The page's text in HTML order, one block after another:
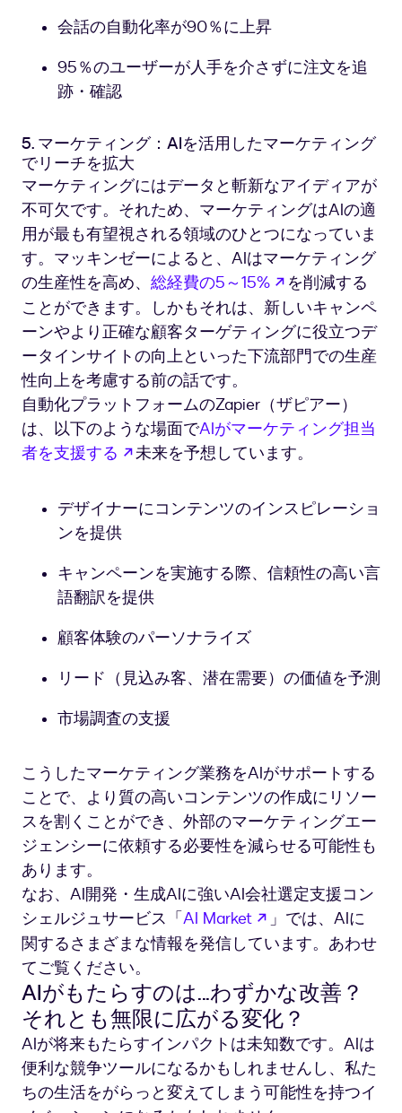
会話の自動化率が90％に上昇
95％のユーザーが人手を介さずに注文を追
跡・確認
5. マーケティング：AIを活用したマーケティング
でリーチを拡大
マーケティングにはデータと斬新なアイディアが
不可欠です。それため、マーケティングはAIの適
用が最も有望視される領域のひとつになっていま
す。マッキンゼーによると、AIはマーケティング
の生産性を高め、 総経費の5～15% 新しいタブで
を削減する
ことができます。しかもそれは、新しいキャンペ
ーンやより正確な顧客ターゲティングに役立つデ
ータインサイトの向上といった下流部門での生産
性向上を考慮する前の話です。
自動化プラットフォームのZapier（ザピアー）
は、以下のような場面でAIがマーケティング担当
者を支援する
新しいタブで開く
未来を予想しています。
デザイナーにコンテンツのインスピレーショ
ンを提供
キャンペーンを実施する際、信頼性の高い言
語翻訳を提供
顧客体験のパーソナライズ
リード（見込み客、潜在需要）の価値を予測
市場調査の支援
こうしたマーケティング業務をAIがサポートする
ことで、より質の高いコンテンツの作成にリソー
スを割くことができ、外部のマーケティングエー
ジェンシーに依頼する必要性を減らせる可能性も
あります。
なお、AI開発・生成AIに強いAI会社選定支援コン
シェルジュサービス「AI Market 新しいタブで開く
」では、AIに
関するさまざまな情報を発信しています。あわせ
てご覧ください。
AIがもたらすのは...わずかな改善？
それとも無限に広がる変化？
AIが将来もたらすインパクトは未知数です。AIは
便利な競争ツールになるかもしれませんし、私た
ちの生活をがらっと変えてしまう可能性を持つイ